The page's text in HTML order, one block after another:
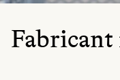
Fabricant